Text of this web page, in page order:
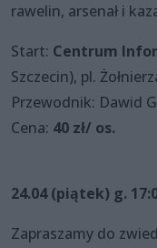
rawelin, arsenał i
Start: Centrum
Szczecin), pl.
Przewodnik: Dawid
Cena: 40 zł/ os.
24.04 (piątek) g.
Zapraszamy do